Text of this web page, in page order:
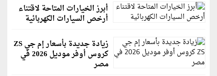
أبرز الخيارات المتاحة لاقتناء
أرخص السيارات الكهربائية
زيادة جديدة بأسعار إم جي ZS
كروس أوفر موديل 2026 في
مصر